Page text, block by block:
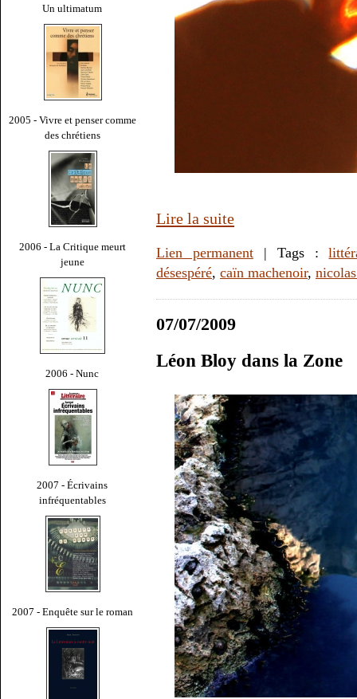
Un ultimatum
2005 - Vivre et penser comme
des chrétiens
2006 - La Critique meurt
jeune
2006 - Nunc
2007 - Écrivains
infréquentables
2007 - Enquête sur le roman
Lire la suite
Lien permanent| Tags :
désespéré, caïn machenoir,
07/07/2009
Léon Bloy dans la Zone